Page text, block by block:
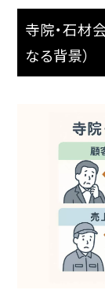
寺院・石材
なる背景）